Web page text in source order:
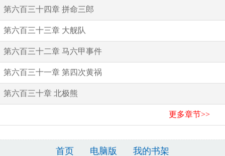
第六百三十四章 拼命三郎
第六百三十三章 大舰队
第六百三十二章 马六甲事件
第六百三十一章 第四次黄祸
第六百三十章 北极熊
更多章节>>
首页 电脑版 我的书架